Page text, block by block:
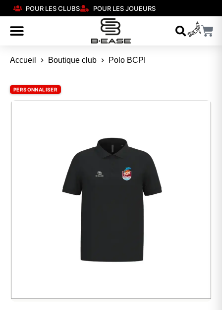
POUR LES CLUBS POUR LES JOUEURS
Accueil Boutique club Polo BCPI
PERSONNALISER